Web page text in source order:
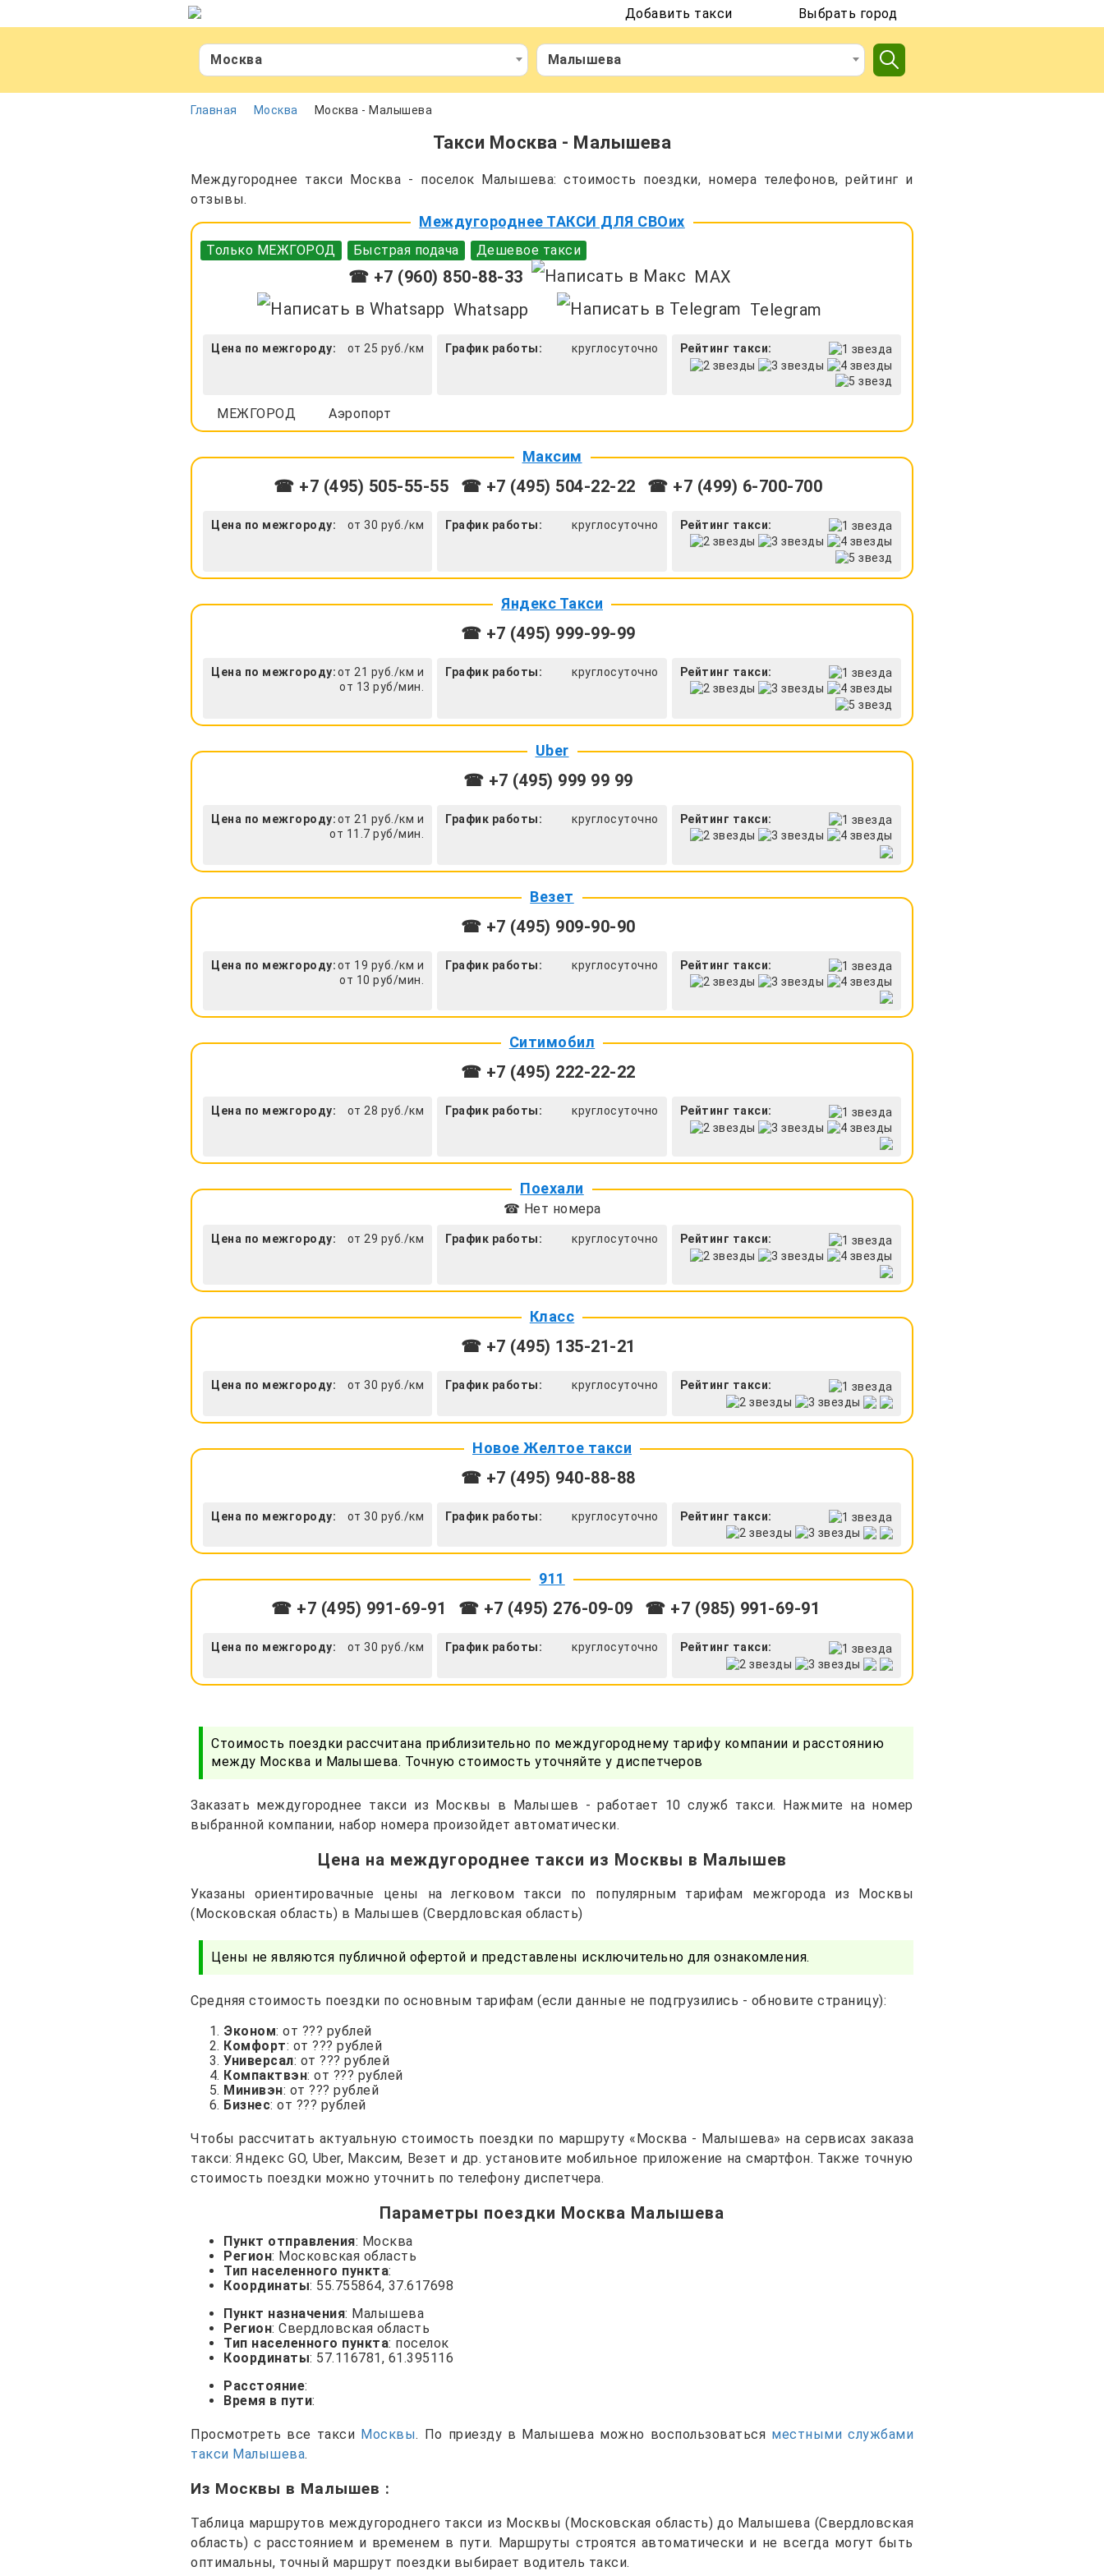
Добавить такси Выбрать город
Москва Малышева
Главная Москва Москва - Малышева
Такси Москва - Малышева
Междугороднее такси Москва - поселок Малышева: стоимость поездки, номера телефонов, рейтинг и
отзывы.
Междугороднее ТАКСИ ДЛЯ СВОих
Только МЕЖГОРОД Быстрая подача Дешевое такси
☎ +7 (960) 850-88-33
MAX
Whatsapp
Telegram
Цена по межгороду: от 25 руб./км График работы: круглосуточно Рейтинг такси:
МЕЖГОРОД Аэропорт
Максим
☎ +7 (495) 505-55-55 ☎ +7 (495) 504-22-22 ☎ +7 (499) 6-700-700
Цена по межгороду: от 30 руб./км График работы: круглосуточно Рейтинг такси:
Яндекс Такси
☎ +7 (495) 999-99-99
Цена по межгороду:от 21 руб./км и
от 13 руб/мин.
График работы: круглосуточно Рейтинг такси:
Uber
☎ +7 (495) 999 99 99
Цена по межгороду:от 21 руб./км и
от 11.7 руб/мин.
График работы: круглосуточно Рейтинг такси:
Везет
☎ +7 (495) 909-90-90
Цена по межгороду:от 19 руб./км и
от 10 руб/мин.
График работы: круглосуточно Рейтинг такси:
Ситимобил
☎ +7 (495) 222-22-22
Цена по межгороду: от 28 руб./км График работы: круглосуточно Рейтинг такси:
Поехали
☎ Нет номера
Цена по межгороду: от 29 руб./км График работы: круглосуточно Рейтинг такси:
Класс
☎ +7 (495) 135-21-21
Цена по межгороду: от 30 руб./км График работы: круглосуточно Рейтинг такси:
Новое Желтое такси
☎ +7 (495) 940-88-88
Цена по межгороду: от 30 руб./км График работы: круглосуточно Рейтинг такси:
911
☎ +7 (495) 991-69-91 ☎ +7 (495) 276-09-09 ☎ +7 (985) 991-69-91
Цена по межгороду: от 30 руб./км График работы: круглосуточно Рейтинг такси:
Стоимость поездки рассчитана приблизительно по междугороднему тарифу компании и расстоянию
между Москва и Малышева. Точную стоимость уточняйте у диспетчеров
Заказать междугороднее такси из Москвы в Малышев - работает 10 служб такси. Нажмите на номер
выбранной компании, набор номера произойдет автоматически.
Цена на междугороднее такси из Москвы в Малышев
Указаны ориентировачные цены на легковом такси по популярным тарифам межгорода из Москвы
(Московская область) в Малышев (Свердловская область)
Цены не являются публичной офертой и представлены исключительно для ознакомления.
Средняя стоимость поездки по основным тарифам (если данные не подгрузились - обновите страницу):
Эконом: от ??? рублей
Комфорт: от ??? рублей
Универсал: от ??? рублей
Компактвэн: от ??? рублей
Минивэн: от ??? рублей
Бизнес: от ??? рублей
Чтобы рассчитать актуальную стоимость поездки по маршруту «Москва - Малышева» на сервисах заказа
такси: Яндекс GO, Uber, Максим, Везет и др. установите мобильное приложение на смартфон. Также точную
стоимость поездки можно уточнить по телефону диспетчера.
Параметры поездки Москва Малышева
Пункт отправления: Москва
Регион: Московская область
Тип населенного пункта:
Координаты: 55.755864, 37.617698
Пункт назначения: Малышева
Регион: Свердловская область
Тип населенного пункта: поселок
Координаты: 57.116781, 61.395116
Расстояние:
Время в пути:
Просмотреть все такси Москвы. По приезду в Малышева можно воспользоваться местными службами
такси Малышева.
Из Москвы в Малышев :
Таблица маршрутов междугороднего такси из Москвы (Московская область) до Малышева (Свердловская
область) с расстоянием и временем в пути. Маршруты строятся автоматически и не всегда могут быть
оптимальны, точный маршрут поездки выбирает водитель такси.